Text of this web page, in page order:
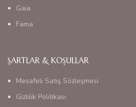
Gaia
Fama
ŞARTLAR & KOŞULLAR
Mesafeli Satış Sözleşmesi
Gizlilik Politikası